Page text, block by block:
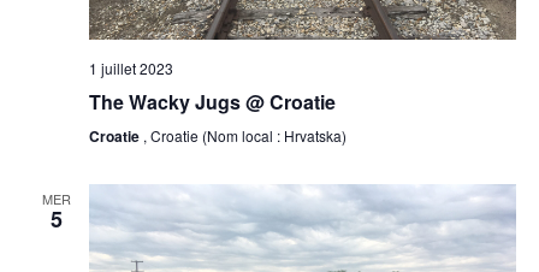
1 juillet 2023
The Wacky Jugs @ Croatie
Croatie , Croatie (Nom local : Hrvatska)
MER
5